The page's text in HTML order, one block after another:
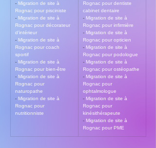
- Migration de site à
Rognac pour pisciniste
- Migration de site à
Rognac pour décorateur
d’intérieur
- Migration de site à
Rognac pour coach
sportif
- Migration de site à
Rognac pour bien-être
- Migration de site à
Rognac pour
naturopathe
- Migration de site à
Rognac pour
nutritionniste
Rognac pour dentiste
cabinet dentaire
- Migration de site à
Rognac pour infirmière
- Migration de site à
Rognac pour opticien
- Migration de site à
Rognac pour podologue
- Migration de site à
Rognac pour ostéopathe
- Migration de site à
Rognac pour
ophtalmologue
- Migration de site à
Rognac pour
kinésithérapeute
- Migration de site à
Rognac pour PME